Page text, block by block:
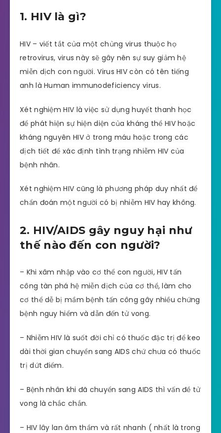
1. HIV là gì?
HIV – viết tắt của một chủng virus thuộc họ
retrovirus, virus này sẽ gây nên sự suy giảm hệ
miễn dịch con người. Virus HIV còn có tên tiếng
anh là Human immunodeficiency virus.
Xét nghiệm HIV là việc sử dụng huyết thanh học
để phát hiện sự hiện diện của kháng thể HIV hoặc
kháng nguyên HIV ở trong máu hoặc trong các
dịch tiết để xác định tình trạng nhiễm HIV của
bệnh nhân.
Xét nghiệm HIV cũng là phương pháp duy nhất để
chẩn đoán một người có bị nhiễm HIV hay không.
2. HIV/AIDS gây nguy hại như
thế nào đến con người?
– Khi xâm nhập vào cơ thể con người, HIV tấn
công tàn phá hệ miễn dịch của cơ thể, làm cho
cơ thể dễ bị mầm bệnh tấn công gây nhiều chứng
bệnh nguy hiểm và dẫn đến tử vong.
– Nhiễm HIV là suốt đời chỉ có thuốc đặc trị để keo
dài thời gian chuyển sang AIDS chứ chưa có thuốc
trị dứt điểm.
– Bệnh nhân khi đã chuyển sang AIDS thì vấn đề tử
vong là chắc chắn.
– HIV lây lan âm thầm và rất nhanh ( nhất là trong